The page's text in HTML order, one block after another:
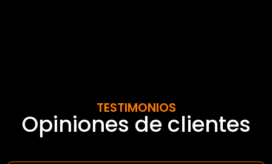
TESTIMONIOS
Opiniones de clientes